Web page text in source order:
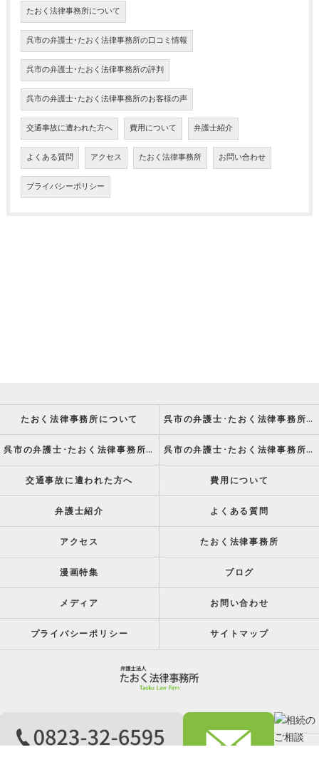
たおく法律事務所について
呉市の弁護士･たおく法律事務所の口コミ情報
呉市の弁護士･たおく法律事務所の評判
呉市の弁護士･たおく法律事務所のお客様の声
交通事故に遭われた方へ 費用について 弁護士紹介
よくある質問 アクセス たおく法律事務所 お問い合わせ
プライバシーポリシー
たおく法律事務所について 呉市の弁護士･たおく法律事務所の強み
呉市の弁護士･たおく法律事務所の特徴 呉市の弁護士･たおく法律事務所の方針
交通事故に遭われた方へ 費用について
弁護士紹介 よくある質問
アクセス たおく法律事務所
漫画特集 ブログ
メディア お問い合わせ
プライバシーポリシー サイトマップ